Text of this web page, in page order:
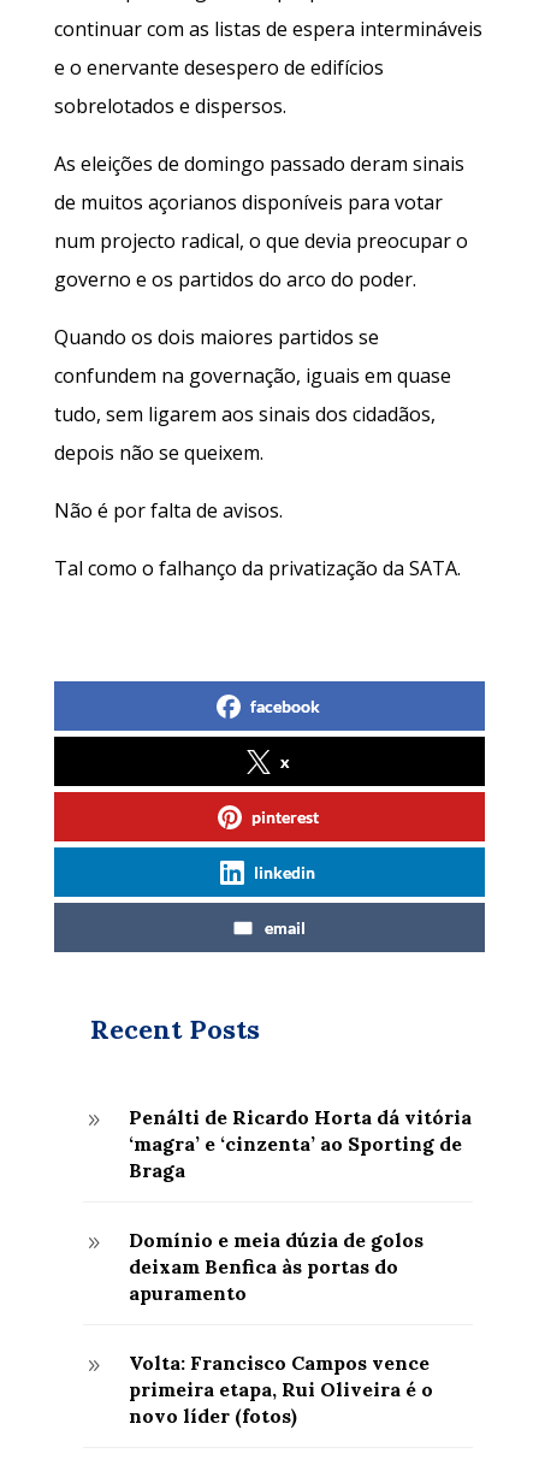
continuar com as listas de espera intermináveis
e o enervante desespero de edifícios
sobrelotados e dispersos.
As eleições de domingo passado deram sinais
de muitos açorianos disponíveis para votar
num projecto radical, o que devia preocupar o
governo e os partidos do arco do poder.
Quando os dois maiores partidos se
confundem na governação, iguais em quase
tudo, sem ligarem aos sinais dos cidadãos,
depois não se queixem.
Não é por falta de avisos.
Tal como o falhanço da privatização da SATA.
facebook
x
pinterest
linkedin
email
Recent Posts
9
Penálti de Ricardo Horta dá vitória
‘magra’ e ‘cinzenta’ ao Sporting de
Braga
9
Domínio e meia dúzia de golos
deixam Benfica às portas do
apuramento
9
Volta: Francisco Campos vence
primeira etapa, Rui Oliveira é o
novo líder (fotos)